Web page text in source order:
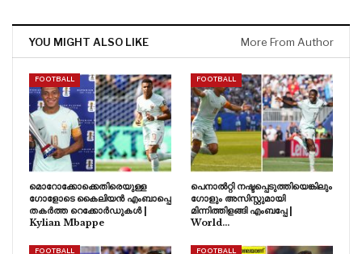
YOU MIGHT ALSO LIKE More From Author
FOOTBALL
മൊറോക്കോക്കെതിരെയുള്ള
ഗോളോടെ കൈലിയൻ എംബാപ്പെ
തകർത്ത റെക്കോർഡുകൾ |
Kylian Mbappe
FOOTBALL
പെനാൽറ്റി നഷ്ടപ്പെടുത്തിയെങ്കിലും
ഗോളും അസിസ്റ്റുമായി
മിന്നിത്തിളങ്ങി എംബപ്പേ |
World…
FOOTBALL FOOTBALL